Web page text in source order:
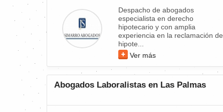
Despacho de abogados
especialista en derecho
hipotecario y con amplia
experiencia en la reclamación de
hipote...
Ver más
Abogados Laboralistas en Las Palmas